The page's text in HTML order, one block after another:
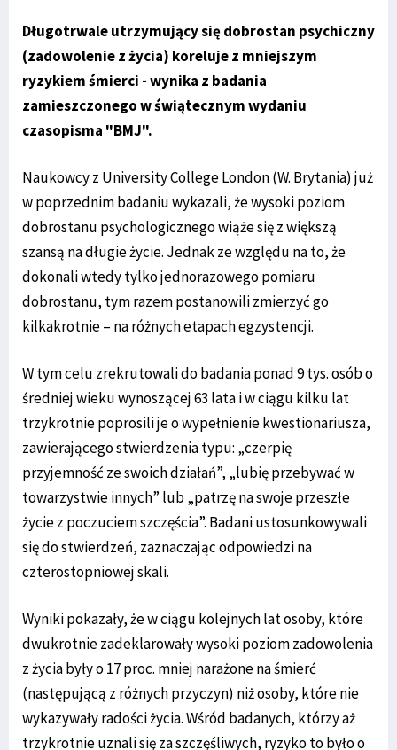
Długotrwale utrzymujący się dobrostan psychiczny
(zadowolenie z życia) koreluje z mniejszym
ryzykiem śmierci - wynika z badania
zamieszczonego w świątecznym wydaniu
czasopisma "BMJ".
Naukowcy z University College London (W. Brytania) już
w poprzednim badaniu wykazali, że wysoki poziom
dobrostanu psychologicznego wiąże się z większą
szansą na długie życie. Jednak ze względu na to, że
dokonali wtedy tylko jednorazowego pomiaru
dobrostanu, tym razem postanowili zmierzyć go
kilkakrotnie – na różnych etapach egzystencji.
W tym celu zrekrutowali do badania ponad 9 tys. osób o
średniej wieku wynoszącej 63 lata i w ciągu kilku lat
trzykrotnie poprosili je o wypełnienie kwestionariusza,
zawierającego stwierdzenia typu: „czerpię
przyjemność ze swoich działań”, „lubię przebywać w
towarzystwie innych” lub „patrzę na swoje przeszłe
życie z poczuciem szczęścia”. Badani ustosunkowywali
się do stwierdzeń, zaznaczając odpowiedzi na
czterostopniowej skali.
Wyniki pokazały, że w ciągu kolejnych lat osoby, które
dwukrotnie zadeklarowały wysoki poziom zadowolenia
z życia były o 17 proc. mniej narażone na śmierć
(następującą z różnych przyczyn) niż osoby, które nie
wykazywały radości życia. Wśród badanych, którzy aż
trzykrotnie uznali się za szczęśliwych, ryzyko to było o